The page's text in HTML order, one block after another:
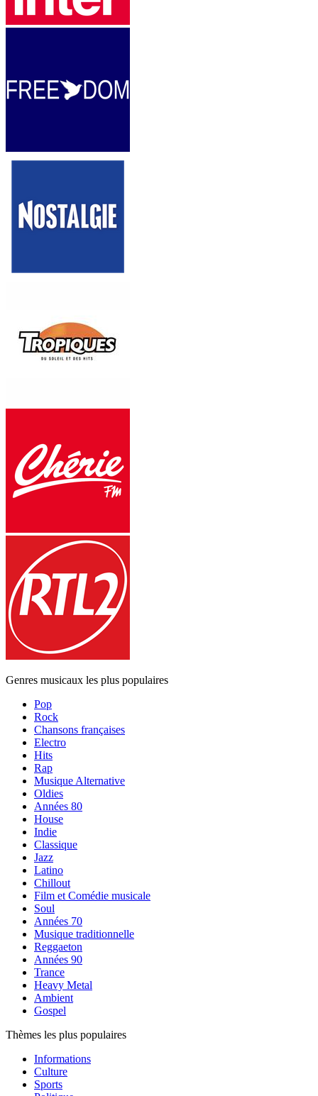
Genres musicaux les plus populaires
Pop
Rock
Chansons françaises
Electro
Hits
Rap
Musique Alternative
Oldies
Années 80
House
Indie
Classique
Jazz
Latino
Chillout
Film et Comédie musicale
Soul
Années 70
Musique traditionnelle
Reggaeton
Années 90
Trance
Heavy Metal
Ambient
Gospel
Thèmes les plus populaires
Informations
Culture
Sports